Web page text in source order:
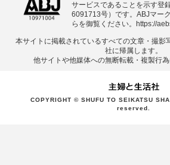
サービスであることを示す登
6091713号）です。ABJマー
らを御覧ください。
https://
本サイトに掲載されているすべての⽂章・撮影
社に帰属します。
他サイトや他媒体への無断転載・複製⾏為
COPYRIGHT © SHUFU TO SEIKATSU
reserved.